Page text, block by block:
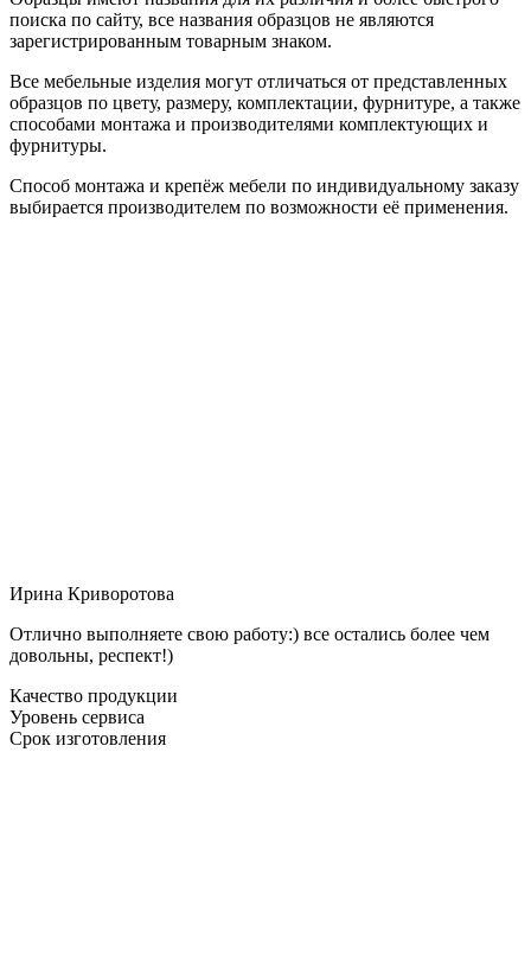
поиска по сайту, все названия образцов не являются
зарегистрированным товарным знаком.
Все мебельные изделия могут отличаться от представленных
образцов по цвету, размеру, комплектации, фурнитуре, а также
способами монтажа и производителями комплектующих и
фурнитуры.
Способ монтажа и крепёж мебели по индивидуальному заказу
выбирается производителем по возможности её применения.
Ирина Криворотова
Отлично выполняете свою работу:) все остались более чем
довольны, респект!)
Качество продукции
Уровень сервиса
Срок изготовления